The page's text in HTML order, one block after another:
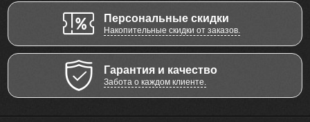
Персональные скидки
Накопительные скидки от заказов.
Гарантия и качество
Забота о каждом клиенте.